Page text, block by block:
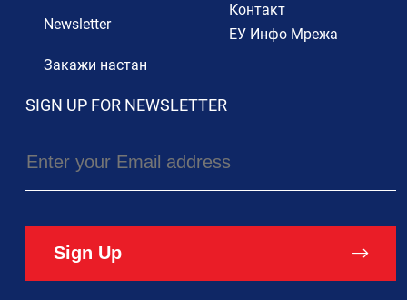
Newsletter
Закажи настан
Контакт
ЕУ Инфо Мрежа
SIGN UP FOR NEWSLETTER
Sign Up